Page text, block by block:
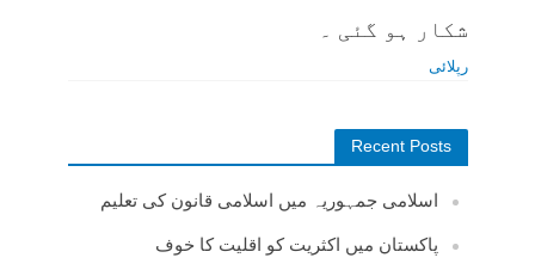
شکار ہو گئی ۔
رپلائی
Recent Posts
اسلامی جمہوریہ میں اسلامی قانون کی تعلیم
پاکستان میں اکثریت کو اقلیت کا خوف